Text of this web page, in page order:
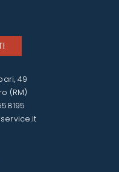
49
(RM)